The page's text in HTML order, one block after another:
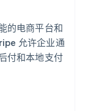
的电商平台和
允许企业通
付和本地支付